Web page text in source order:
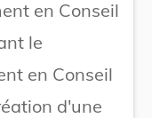
en Conseil
le
en Conseil
d'une